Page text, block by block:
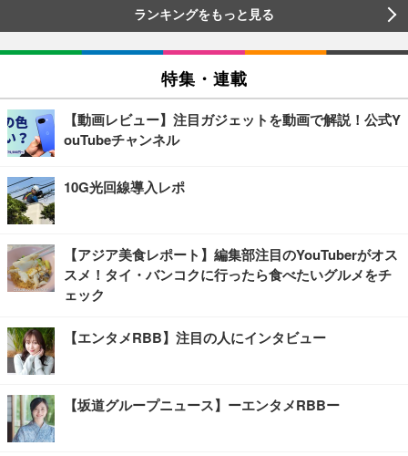
ランキングをもっと見る
特集・連載
【動画レビュー】注目ガジェットを動画で解説！公式Y
ouTubeチャンネル
10G光回線導入レポ
【アジア美食レポート】編集部注目のYouTuberがオス
スメ！タイ・バンコクに行ったら食べたいグルメをチ
ェック
【エンタメRBB】注目の人にインタビュー
【坂道グループニュース】ーエンタメRBBー